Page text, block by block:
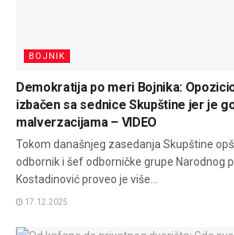
BOJNIK
Demokratija po meri Bojnika:
izbačen sa sednice Skupštine jer je
malverzacijama – VIDEO
Tokom današnjeg zasedanja Skupštine
odbornik i šef odborničke grupe Narodnog
Kostadinović proveo je više...
17.12.2025.